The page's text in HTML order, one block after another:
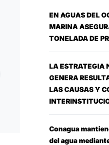
EN AGUAS DEL
MARINA
TONELADA DE
LA ESTRATEGIA
GENERA
LAS CAUSAS Y
Conagua
del agua